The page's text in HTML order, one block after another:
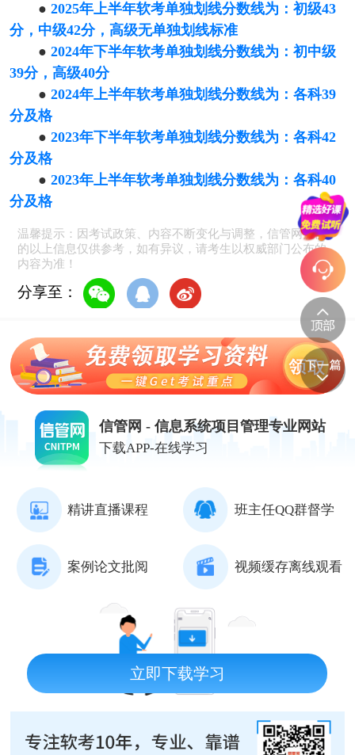
● 2025年上半年软考单独划线分数线为：初级43
分，中级42分，高级无单独划线标准
● 2024年下半年软考单独划线分数线为：初中级
39分，高级40分
● 2024年上半年软考单独划线分数线为：各科39
分及格
● 2023年下半年软考单独划线分数线为：各科42
分及格
● 2023年上半年软考单独划线分数线为：各科40
分及格
温馨提示：因考试政策、内容不断变化与调整，信管网提供
的以上信息仅供参考，如有异议，请考生以权威部门公布的
内容为准！
分享至：
信管网 - 信息系统项目管理专业网站
下载APP-在线学习
精讲直播课程 班主任QQ群督学
案例论文批阅 视频缓存离线观看
立即下载学习